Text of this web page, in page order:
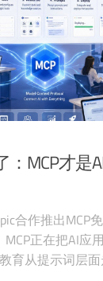
MCP才是
合作推出MCP
正在把AI应
育从提示词层